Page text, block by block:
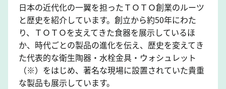
日本の近代化の一翼を担ったＴＯＴＯ創業のルーツ
と歴史を紹介しています。創立から約50年にわた
り、ＴＯＴＯを支えてきた食器を展示しているほ
か、時代ごとの製品の進化を伝え、歴史を変えてき
た代表的な衛生陶器・水栓金具・ウォシュレット
（※）をはじめ、著名な現場に設置されていた貴重
な製品も展示しています。